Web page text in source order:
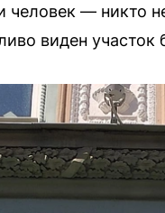
человек —
виден участок